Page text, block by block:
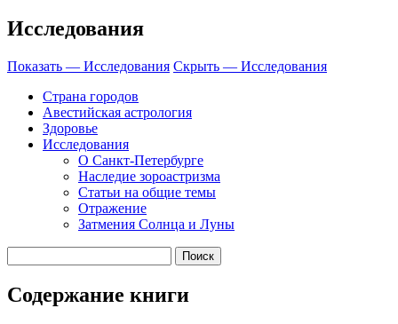
Исследования
Показать — Исследования Скрыть — Исследования
Страна городов
Авестийская астрология
Здоровье
Исследования
О Санкт-Петербурге
Наследие зороастризма
Cтатьи на общие темы
Отражение
Затмения Солнца и Луны
Содержание книги